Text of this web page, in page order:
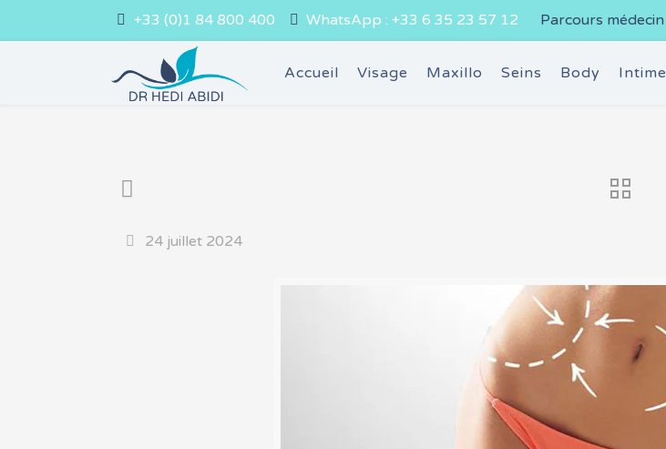
+33 (0)1 84 800 400 WhatsApp : +33 6 35 23 57 12 Parcours médecin
Accueil Visage Maxillo Seins Body Intime
24 juillet 2024